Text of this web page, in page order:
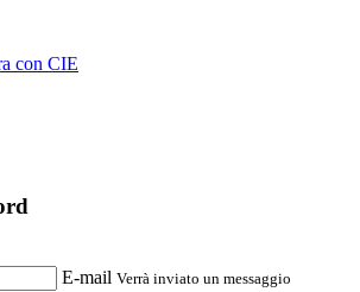
con CIE
E-mail Verrà inviato un messaggio